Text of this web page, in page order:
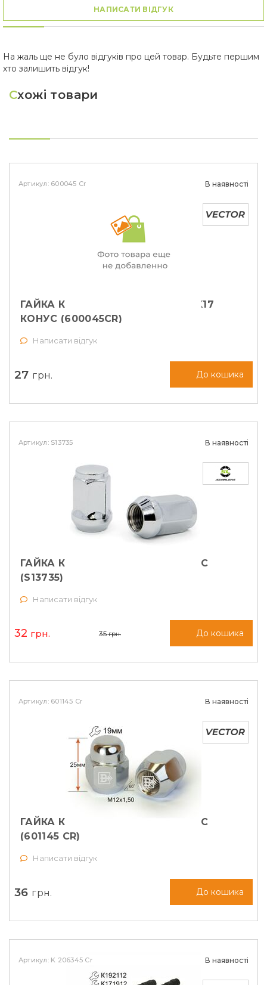
НАПИСАТИ ВІДГУК
На жаль ще не було відгуків про цей товар. Будьте першим
хто залишить відгук!
Схожі товари
Артикул: 600045 Cr В наявності
ГАЙКА КОЛІСНА VECTOR M12X1,5X17
КОНУС (600045CR)
Написати відгук
27 грн. До кошика
Артикул: S13735 В наявності
ГАЙКА КОЛІСНА M12X1,5X35 КОНУС
(S13735)
Написати відгук
32 грн. 35грн. До кошика
Артикул: 601145 Cr В наявності
ГАЙКА КОЛІСНА M12X1,5X25 КОНУС
(601145 CR)
Написати відгук
36 грн. До кошика
Артикул: K 206345 Cr В наявності